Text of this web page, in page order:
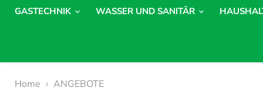
GASTECHNIK WASSER UND SANITÄR
Home ANGEBOTE